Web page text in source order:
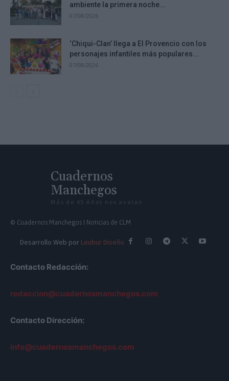
ambiente la primera noche...
07/08/2026
‘Chiqui-Clan’ llega a El Provencio con los
personajes infantiles más populares...
07/08/2026
Cuadernos
Manchegos
Más de 45 Años nos avalan
© Cuadernos Manchegos | Noticias de CLM
Desarrollo Web por Leubur Diseño
Contacto Redacción:
redaccion@cuadernosmanchegos.com
Contacto Dirección:
info@cuadernosmanchegos.com